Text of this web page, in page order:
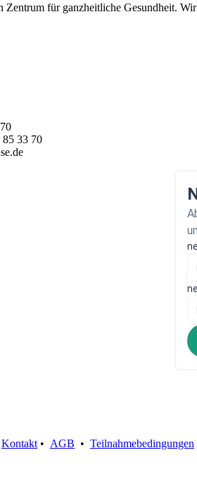
für ganzheitliche Gesundheit.
33 70
Kontakt • AGB • Teilnahmebedingungen